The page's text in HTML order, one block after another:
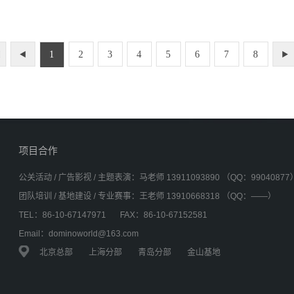
◀ 1 2 3 4 5 6 7 8 ▶
项目合作
公关活动 / 广告影视 / 主题表演：马老师 13911093890 （QQ：99040877）
团队培训 / 基地建设 / 专业赛事：王老师 13910668318 （QQ：——）
TEL：86-10-67147971
FAX：86-10-67152581
Email：dominoworld@163.com
北京总部
上海分部 青岛分部 金山基地